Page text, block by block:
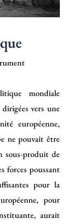
mondiale
vers une
européenne,
ne pouvait être
sous-produit de
forces poussant
pour la
pour
aurait